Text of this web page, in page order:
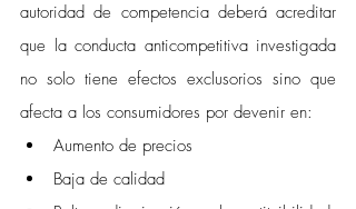
autoridad de competencia deberá acreditar
que la conducta anticompetitiva investigada
no solo tiene efectos exclusorios sino que
afecta a los consumidores por devenir en:
Aumento de precios
Baja de calidad